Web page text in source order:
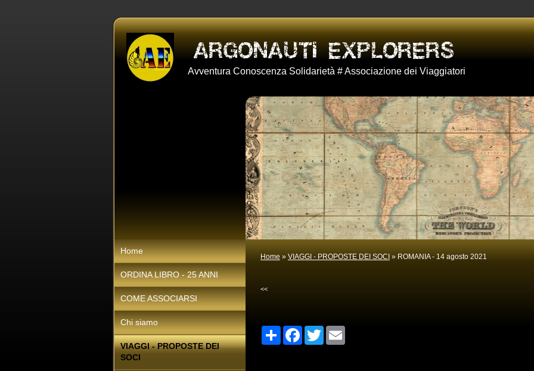
Avventura Conoscenza Solidarietà # Associazione dei Viaggiatori
Home » VIAGGI - PROPOSTE DEI SOCI » ROMANIA - 14 agosto 2021
<<
Share Facebook
Twitter
Home
ORDINA LIBRO - 25 ANNI
COME ASSOCIARSI
Chi siamo
VIAGGI - PROPOSTE DEI
SOCI